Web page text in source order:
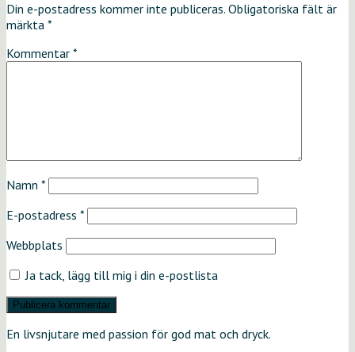
Din e-postadress kommer inte publiceras. Obligatoriska fält är
märkta *
Kommentar *
Namn *
E-postadress *
Webbplats
Ja tack, lägg till mig i din e-postlista
En livsnjutare med passion för god mat och dryck.